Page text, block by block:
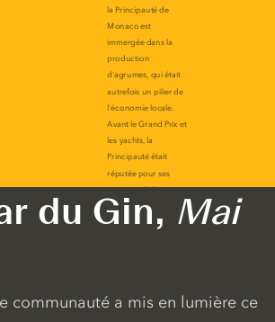
du Gin, Mai
communauté a mis en lumière ce